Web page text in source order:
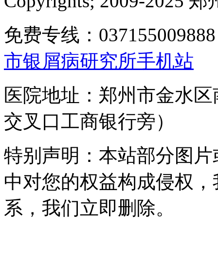
免费专线：
市银屑病研究所手机站
医院地址：郑州市金水
交叉口工商银行旁）
特别声明：本站部分图
中对您的权益构成侵权
系，我们立即删除。